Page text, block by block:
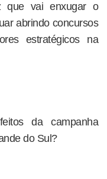
que vai enxugar o
abrindo concursos
estratégicos na
da campanha
do Sul?